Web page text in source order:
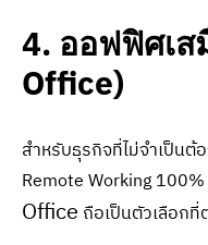
4. ออฟฟิศเ
Office)
สำหรับธุรกิจที่ไม่จำเป็น
Remote Working
Office ถือเป็นตัวเลือก